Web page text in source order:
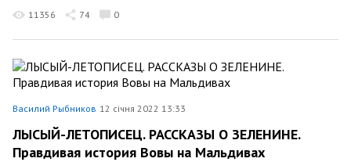
11356 74 0
Василий Рыбников 12 січня 2022 13:33
ЛЫСЫЙ-ЛЕТОПИСЕЦ. РАССКАЗЫ О ЗЕЛЕНИНЕ.
Правдивая история Вовы на Мальдивах